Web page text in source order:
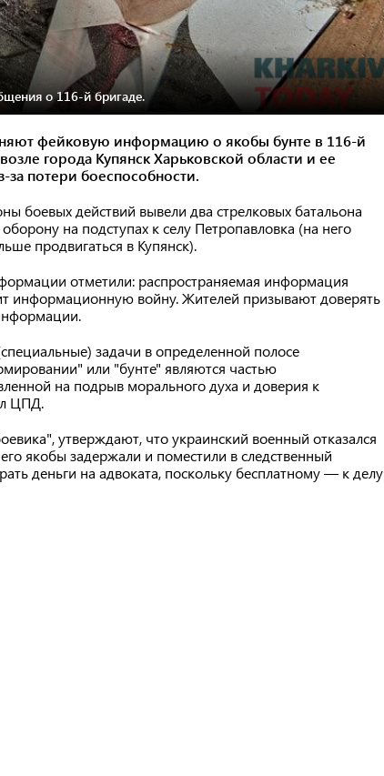
о 116-й бригаде.
фейковую информацию о якобы бунте в 116-й
города Купянск Харьковской области и ее
потери боеспособности.
боевых действий вывели два стрелковых батальона
на подступах к селу Петропавловка (на него
продвигаться в Купянск).
отметили: распространяемая информация
информационную войну. Жителей призывают доверять
задачи в определенной полосе
или "бунте" являются частью
на подрыв морального духа и доверия к
ЦПД.
утверждают, что украинский военный отказался
якобы задержали и поместили в следственный
деньги на адвоката, поскольку бесплатному — к делу